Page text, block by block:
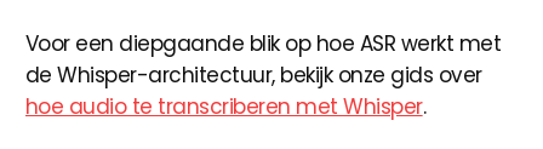
Voor een diepgaande blik op hoe ASR werkt met
de Whisper-architectuur, bekijk onze gids over
hoe audio te transcriberen met Whisper.